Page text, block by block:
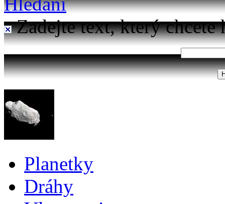
Zadejte text, který chcete
Planetky
Dráhy